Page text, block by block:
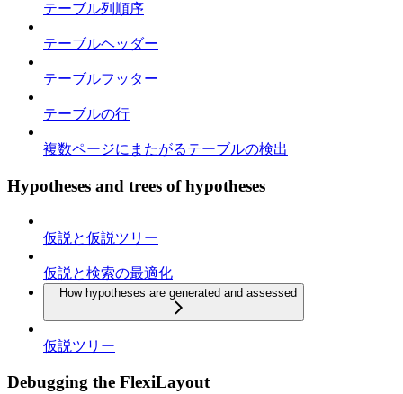
テーブル列順序
テーブルヘッダー
テーブルフッター
テーブルの行
複数ページにまたがるテーブルの検出
Hypotheses and trees of hypotheses
仮説と仮説ツリー
仮説と検索の最適化
How hypotheses are generated and assessed
仮説ツリー
Debugging the FlexiLayout